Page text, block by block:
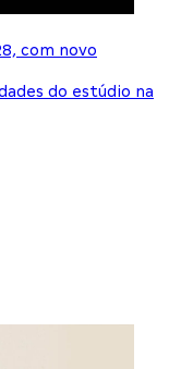
com novo
do estúdio na